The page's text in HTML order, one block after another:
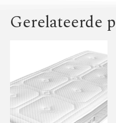
Gerelateerde